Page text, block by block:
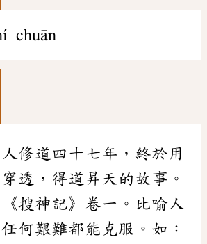
chuān
修道四十七年，終於用
透，得道昇天的故事。
搜神記》卷一。比喻人
何艱難都能克服。如：